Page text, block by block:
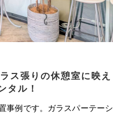
ス張りの休憩室に映え
タル！
事例です。ガラスパーテーシ